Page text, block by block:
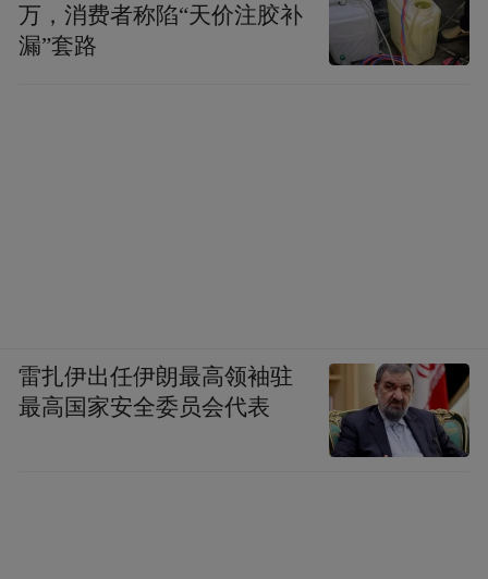
万，消费者称陷“天价注胶补
漏”套路
雷扎伊出任伊朗最高领袖驻
最高国家安全委员会代表